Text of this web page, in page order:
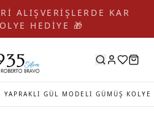
ALIŞVERİŞLERDE KAR
HEDİYE 🎁
YAPRAKLI GÜL MODELI GÜMÜŞ KOLYE